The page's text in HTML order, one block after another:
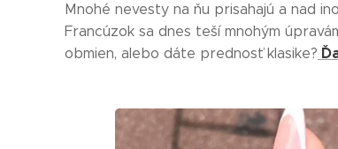
Mnohé nevesty na ňu prisahajú a nad
Francúzok sa dnes teší mnohým
obmien, alebo dáte prednosť klasike?